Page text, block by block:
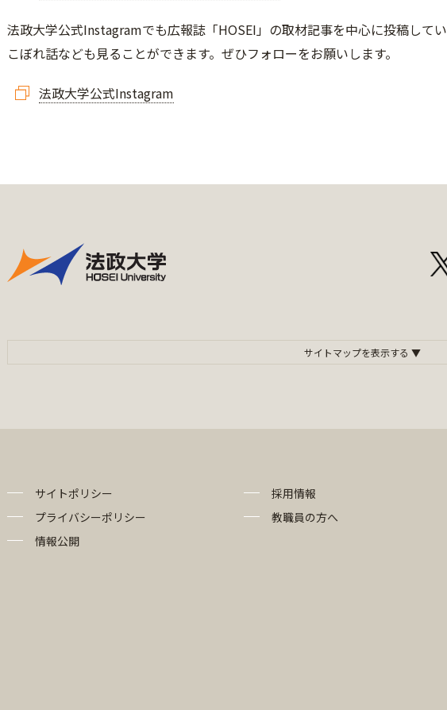
法政大学公式Instagramでも広報誌「HOSEI」の取材記事を中心に投稿して
こぼれ話なども見ることができます。ぜひフォローをお願いします。
法政大学公式Instagram
サイトポリシー
プライバシーポリシー
情報公開
採用情報
教職員の方へ